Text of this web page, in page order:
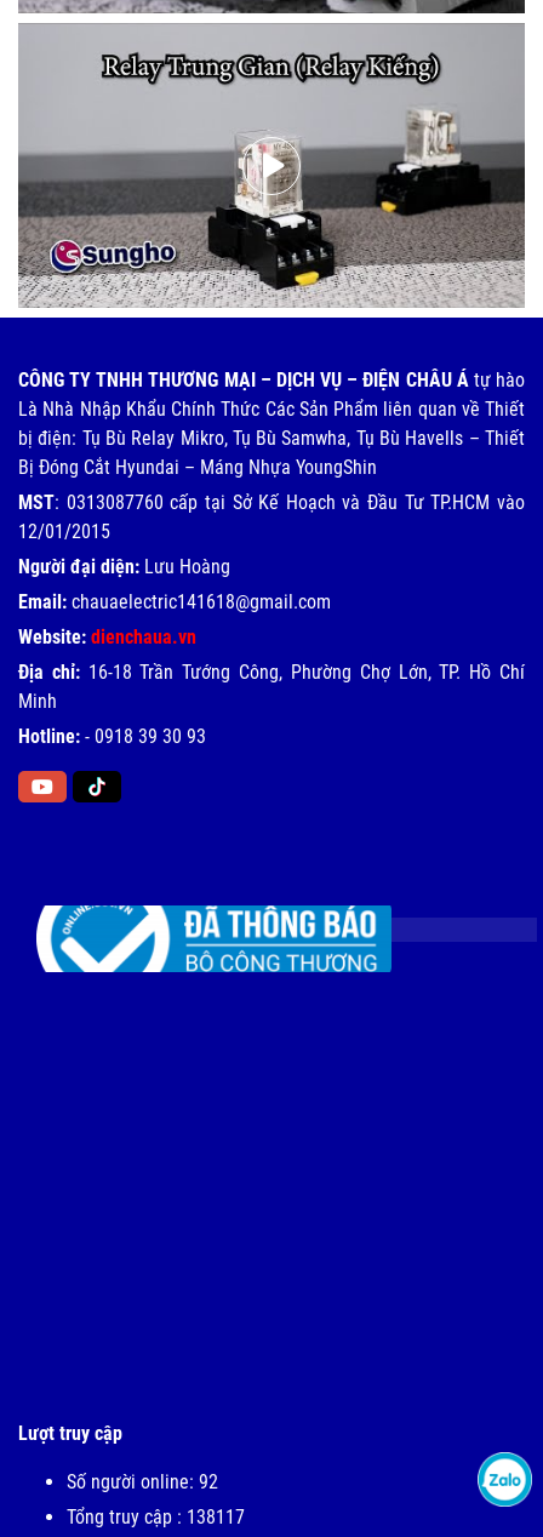
CÔNG TY TNHH THƯƠNG MẠI – DỊCH VỤ – ĐIỆN CHÂU Átự hào
Là Nhà Nhập Khẩu Chính Thức Các Sản Phẩm liên quan về Thiết
bị điện: Tụ Bù Relay Mikro, Tụ Bù Samwha, Tụ Bù Havells – Thiết
Bị Đóng Cắt Hyundai – Máng Nhựa YoungShin
MST: 0313087760 cấp tại Sở Kế Hoạch và Đầu Tư TP.HCM vào
12/01/2015
Người đại diện: Lưu Hoàng
Email: chauaelectric141618@gmail.com
Website: dienchaua.vn
Địa chỉ: 16-18 Trần Tướng Công, Phường Chợ Lớn, TP. Hồ Chí
Minh
Hotline: - 0918 39 30 93
Lượt truy cập
Số người online: 92
Tổng truy cập : 138117